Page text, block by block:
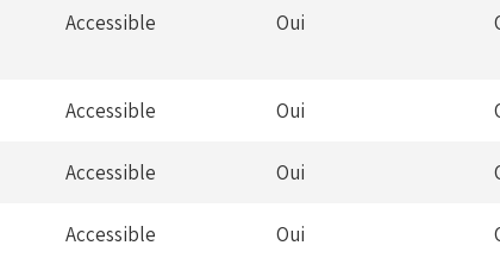
Accessible Oui
Accessible Oui
Accessible Oui
Accessible Oui